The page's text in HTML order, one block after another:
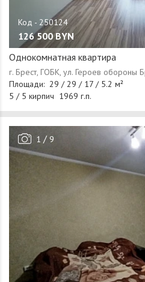
126 500 BYN
Однокомнатная квартира
1 / 9